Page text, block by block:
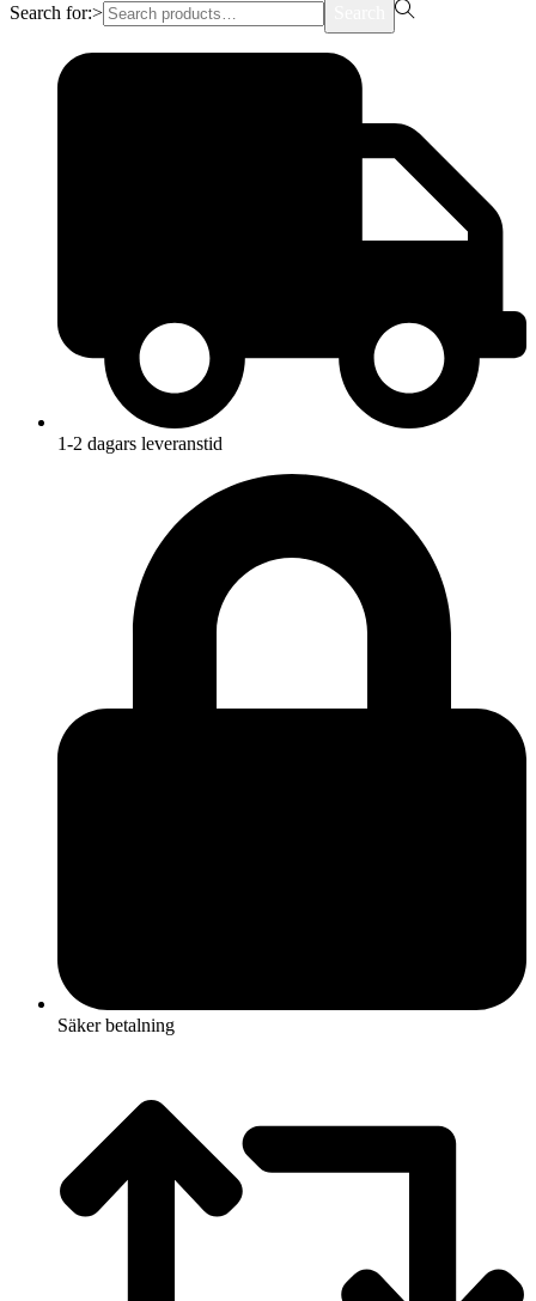
Search for:>
1-2 dagars leveranstid
Säker betalning